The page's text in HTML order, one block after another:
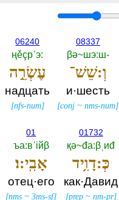
08337
βә~шэ:ш-‎
וְ:שֵׁשׁ־
и·шесть
[conj ~nms-num]
06240
ңěçрˈэ:‎
עֶשְׂרֵ֣ה
надцать
[nfs-num]
01732
қә~đа:βˌиđ
כְּ:דָוִ֥יד
как·Давид
[prep~ nm-pr]
01
ъа:вˈiйβ
אָבִֽי:ו׃
отец·его
[nms ~3ms-sf]